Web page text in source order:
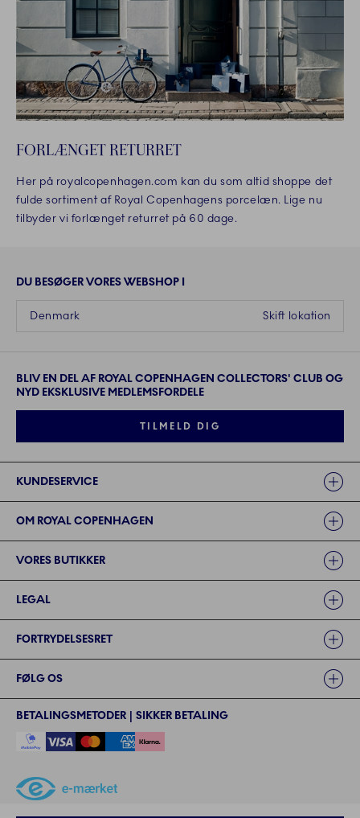
FORLÆNGET RETURRET
Her på royalcopenhagen.com kan du som altid shoppe det
fulde sortiment af Royal Copenhagens porcelæn. Lige nu
tilbyder vi forlænget returret på 60 dage.
DU BESØGER VORES WEBSHOP I
Skift lokation
Denmark
BLIV EN DEL AF ROYAL COPENHAGEN COLLECTORS' CLUB OG
NYD EKSKLUSIVE MEDLEMSFORDELE
TILMELD DIG
KUNDESERVICE
OM ROYAL COPENHAGEN
VORES BUTIKKER
LEGAL
FORTRYDELSESRET
FØLG OS
BETALINGSMETODER | SIKKER BETALING